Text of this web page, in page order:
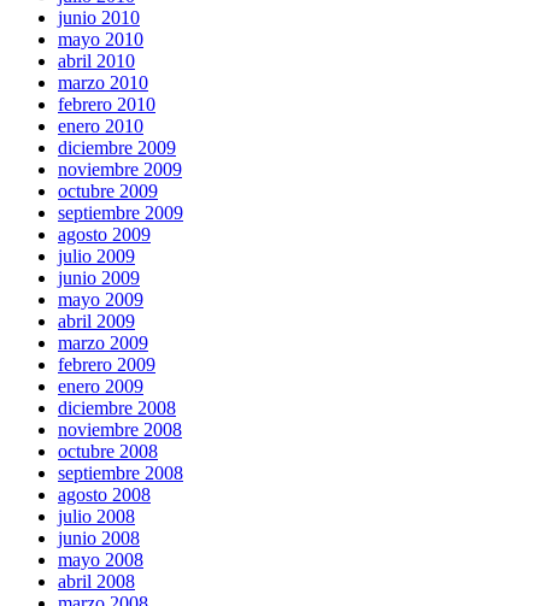
junio 2010
mayo 2010
abril 2010
marzo 2010
febrero 2010
enero 2010
diciembre 2009
noviembre 2009
octubre 2009
septiembre 2009
agosto 2009
julio 2009
junio 2009
mayo 2009
abril 2009
marzo 2009
febrero 2009
enero 2009
diciembre 2008
noviembre 2008
octubre 2008
septiembre 2008
agosto 2008
julio 2008
junio 2008
mayo 2008
abril 2008